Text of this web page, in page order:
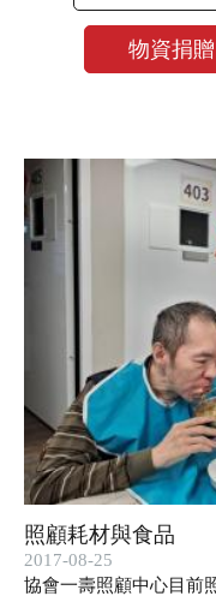
物資捐贈
照顧耗材與食品
2017-08-25
協會一壽照顧中心目前